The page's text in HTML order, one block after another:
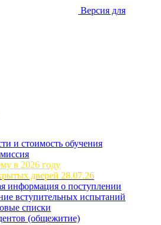
Версия для
и стоимость обучения
в 2026 году
дверей 28.07.26
информация о поступлении
вступительных испытаний
списки
(общежитие)